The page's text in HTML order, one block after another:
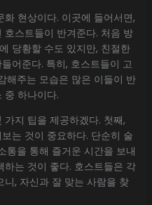
현상이다. 이곳에 들어서면,
스트들이 반겨준다. 처음 방
당황할 수도 있지만, 친절한
어준다. 특히, 호스트들이 고
해주는 모습은 많은 이들이 반
중 하나이다.
지 팁을 제공하겠다. 첫째,
는 것이 중요하다. 단순히 술
통을 통해 즐거운 시간을 보내
는 것이 좋다. 호스트들은 각
, 자신과 잘 맞는 사람을 찾